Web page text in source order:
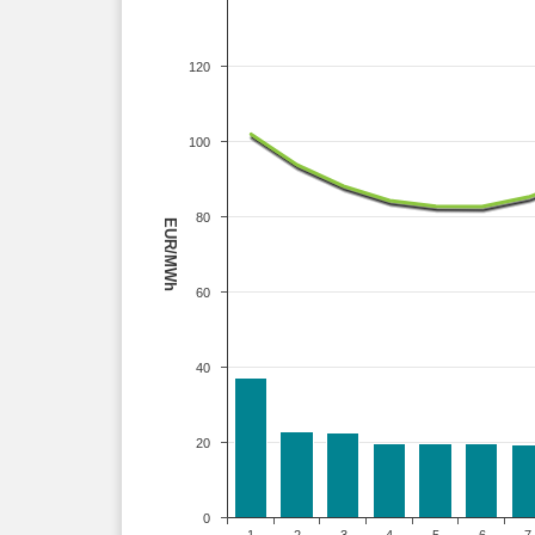
EUR/MWh
0
20
40
60
80
100
120